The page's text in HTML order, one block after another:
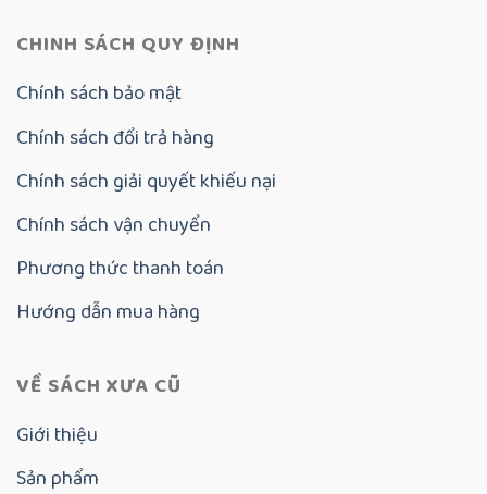
CHINH SÁCH QUY ĐỊNH
Chính sách bảo mật
Chính sách đổi trả hàng
Chính sách giải quyết khiếu nại
Chính sách vận chuyển
Phương thức thanh toán
Hướng dẫn mua hàng
VỀ SÁCH XƯA CŨ
Giới thiệu
Sản phẩm